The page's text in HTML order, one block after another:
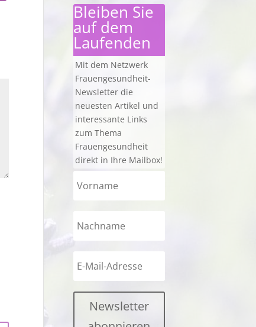
Bleiben Sie
auf dem
Laufenden
Mit dem Netzwerk
Frauengesundheit-
Newsletter die
neuesten Artikel und
interessante Links
zum Thema
Frauengesundheit
direkt in Ihre Mailbox!
Newsletter